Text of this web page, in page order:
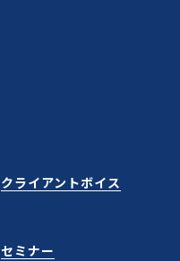
クライアントボイス
セミナー